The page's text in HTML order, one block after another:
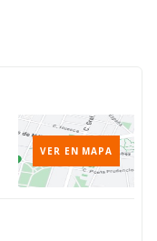
VER EN MAPA